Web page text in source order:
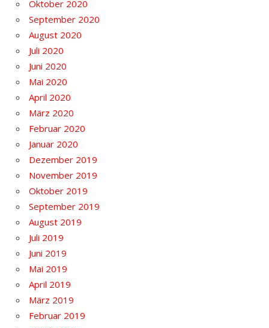
Oktober 2020
September 2020
August 2020
Juli 2020
Juni 2020
Mai 2020
April 2020
März 2020
Februar 2020
Januar 2020
Dezember 2019
November 2019
Oktober 2019
September 2019
August 2019
Juli 2019
Juni 2019
Mai 2019
April 2019
März 2019
Februar 2019